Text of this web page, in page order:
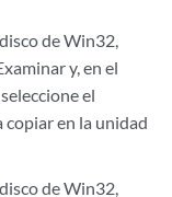
de Win32,
y, en el
el
copiar en la unidad
de Win32,